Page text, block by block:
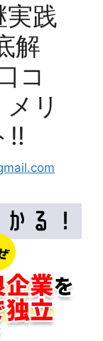
実践
解
コ
リ
!!